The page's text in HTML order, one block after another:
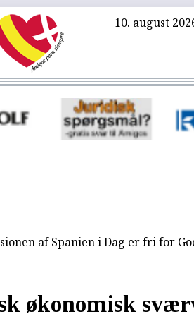
10. august
af Spanien i Dag er fri for
økonomisk